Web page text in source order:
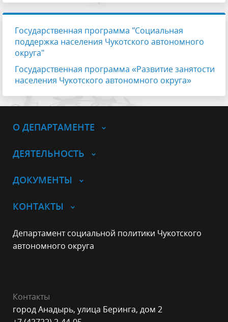
Государственная программа "Социальная
поддержка населения Чукотского автономного
округа"
Государственная программа «Развитие занятости
населения Чукотского автономного округа»
О ДЕПАРТАМЕНТЕ
ДЕЯТЕЛЬНОСТЬ
ДОКУМЕНТЫ
КОНТАКТЫ
Департамент социальной политики Чукотского
автономного округа
Контакты
город Анадырь, улица Беринга, дом 2